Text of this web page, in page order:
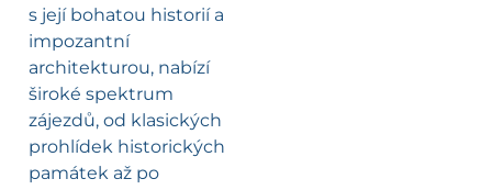
s její bohatou historií a
impozantní
architekturou, nabízí
široké spektrum
zájezdů, od klasických
prohlídek historických
památek až po